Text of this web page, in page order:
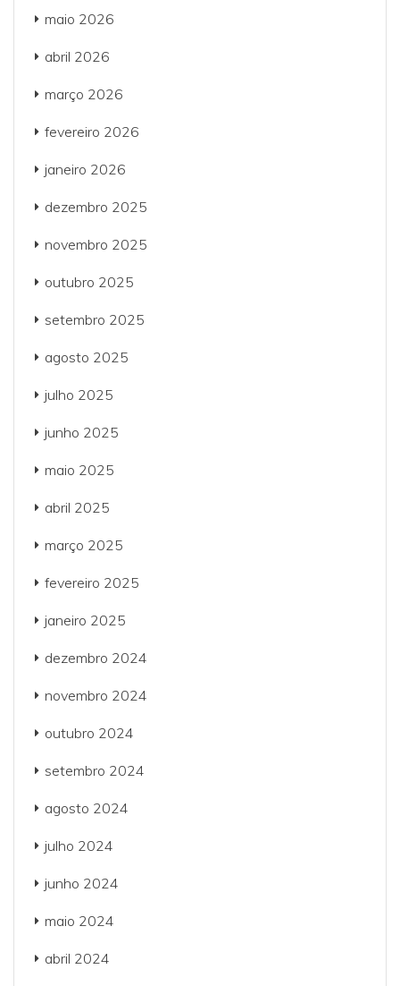
maio 2026
abril 2026
março 2026
fevereiro 2026
janeiro 2026
dezembro 2025
novembro 2025
outubro 2025
setembro 2025
agosto 2025
julho 2025
junho 2025
maio 2025
abril 2025
março 2025
fevereiro 2025
janeiro 2025
dezembro 2024
novembro 2024
outubro 2024
setembro 2024
agosto 2024
julho 2024
junho 2024
maio 2024
abril 2024